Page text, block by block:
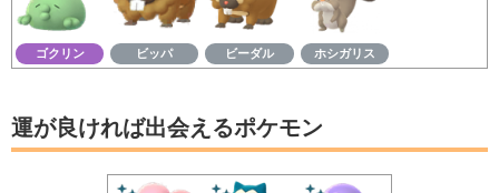
ゴクリン ビッパ ビーダル ホシガリス
運が良ければ出会えるポケモン